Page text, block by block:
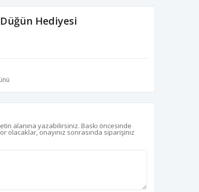
Hediyesi
alanına yazabilirsiniz. Baskı öncesinde
olacaklar, onayınız sonrasında siparişiniz